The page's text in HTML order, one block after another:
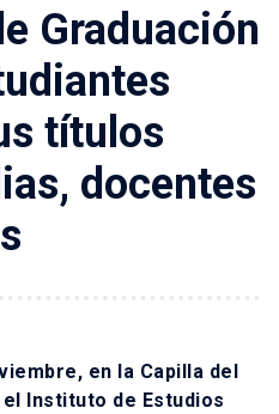
DISEÑO Y ESTUDIOS URBANOS
Graduación
títulos
docentes
en la Capilla del
Instituto de Estudios